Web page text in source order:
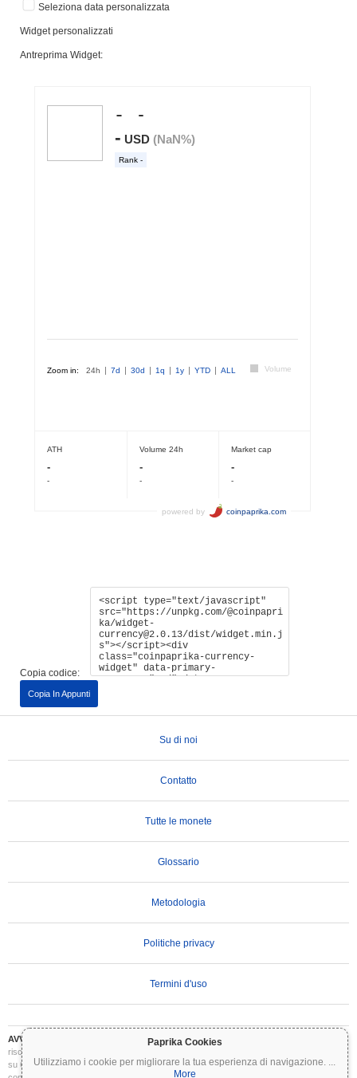
Paprika Cookies
Utilizziamo i cookie per migliorare la tua esperienza di navigazione. ...
More
Seleziona data personalizzata
Widget personalizzati
Antreprima Widget:
Copia codice:
Copia In Appunti
Su di noi
Contatto
Tutte le monete
Glossario
Metodologia
Politiche privacy
Termini d'uso
AVVERTENZA IMPORTANTE:
Le criptovalute sono altamente volatili e comportano
rischi significativi. Potresti perdere parte o tutto il tuo investimento. Tutte le informazioni
su Coinpaprika sono fornite esclusivamente a scopo informativo e non costituiscono